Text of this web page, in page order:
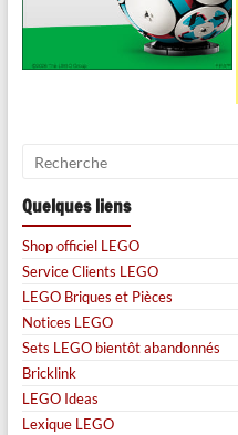
Quelques liens
Shop officiel LEGO
Service Clients LEGO
LEGO Briques et Pièces
Notices LEGO
Sets LEGO bientôt abandonnés
Bricklink
LEGO Ideas
Lexique LEGO